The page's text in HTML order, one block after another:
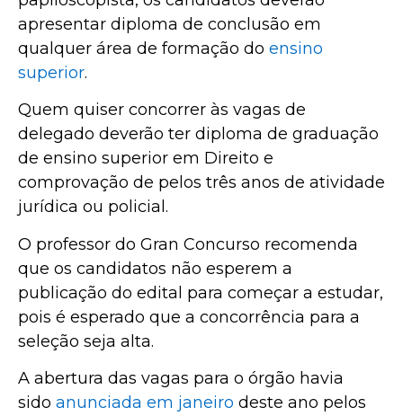
apresentar diploma de conclusão em
qualquer área de formação do ensino
superior.
Quem quiser concorrer às vagas de
delegado deverão ter diploma de graduação
de ensino superior em Direito e
comprovação de pelos três anos de atividade
jurídica ou policial.
O professor do Gran Concurso recomenda
que os candidatos não esperem a
publicação do edital para começar a estudar,
pois é esperado que a concorrência para a
seleção seja alta.
A abertura das vagas para o órgão havia
sido anunciada em janeiro deste ano pelos